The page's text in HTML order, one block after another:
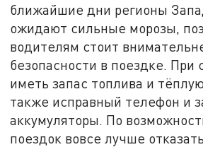
ближайшие дни регионы
ожидают сильные морозы,
водителям стоит
безопасности в поездке. При
иметь запас топлива и
также исправный телефон и
аккумуляторы. По
поездок вовсе лучше